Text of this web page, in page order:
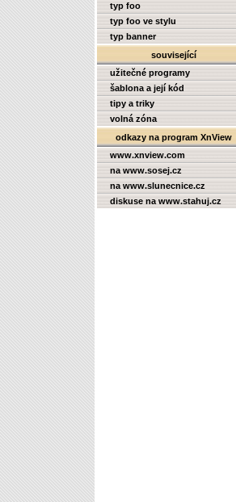
typ foo
typ foo ve stylu
typ banner
související
užitečné programy
šablona a její kód
tipy a triky
volná zóna
odkazy na program XnView
www.xnview.com
na www.sosej.cz
na www.slunecnice.cz
diskuse na www.stahuj.cz